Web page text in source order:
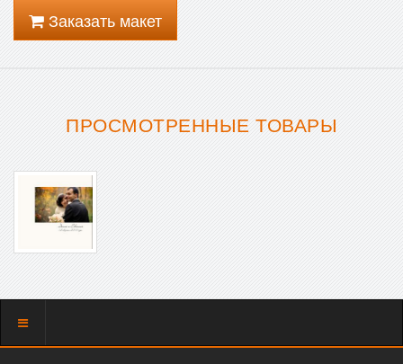
Заказать макет
ПРОСМОТРЕННЫЕ ТОВАРЫ
Показать